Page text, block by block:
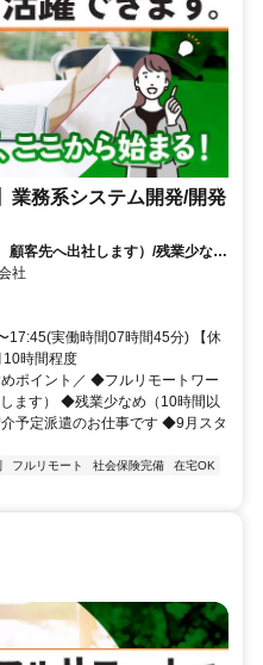
業務系システム開発/開発
顧客先へ出社します）/残業少なめ
＊紹介予定派遣のお仕事です/9月
社
17:45(実働時間07時間45分) 【休
時間程度
めポイント／ ◆フルリモートワー
ます） ◆残業少なめ（10時間以
予定派遣のお仕事です ◆9月スタ
フルリモート 社会保険完備
在宅OK